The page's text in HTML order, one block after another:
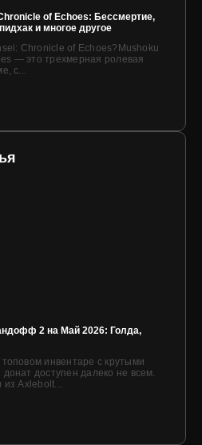
of Echoes: Бессмертие,
и многое другое
Chronicle of Echoes?Mushoku
— это трехмерная ролевая
с...
2 на Май 2026: Голда,
инвентаре с крутыми
доступен далеко не всем.
из Axlebolt...